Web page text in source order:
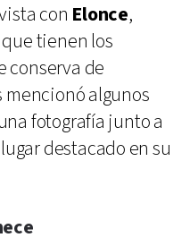
con Elonce,
tienen los
conserva de
mencionó algunos
fotografía junto a
destacado en su